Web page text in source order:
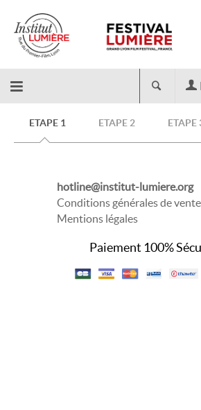
RetourETAPE 1 ETAPE 2 ETAPE
hotline@institut-lumiere.org
Conditions générales de
Mentions légales
Paiement 100%